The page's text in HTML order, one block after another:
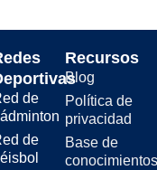
al
de
de
Recursos
Blog
Política de
privacidad
Base de